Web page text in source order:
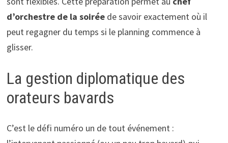
d’orchestre de la soiréede savoir exactement où il
peut regagner du temps si le planning commence à
glisser.
La gestion diplomatique des
orateurs bavards
C’est le défi numéro un de tout événement :